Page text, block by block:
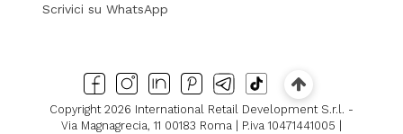
Scrivici su WhatsApp
Copyright 2026 International Retail Development S.r.l. -
Via Magnagrecia, 11 00183 Roma | P.iva 10471441005 |